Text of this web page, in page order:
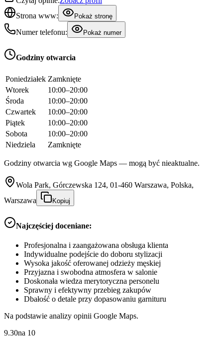
Strona www:
Pokaż stronę
Numer telefonu: Pokaż numer
Godziny otwarcia
Poniedziałek Zamknięte
Wtorek
10:00–20:00
Środa
10:00–20:00
Czwartek
10:00–20:00
Piątek
10:00–20:00
Sobota
10:00–20:00
Niedziela
Zamknięte
Godziny otwarcia wg Google Maps — mogą być nieaktualne.
Wola Park, Górczewska 124, 01-460 Warszawa, Polska,
Warszawa
Kopiuj
Najczęściej doceniane:
Profesjonalna i zaangażowana obsługa klienta
Indywidualne podejście do doboru stylizacji
Wysoka jakość oferowanej odzieży męskiej
Przyjazna i swobodna atmosfera w salonie
Doskonała wiedza merytoryczna personelu
Sprawny i efektywny przebieg zakupów
Dbałość o detale przy dopasowaniu garnituru
Na podstawie analizy opinii Google Maps.
9.30na 10